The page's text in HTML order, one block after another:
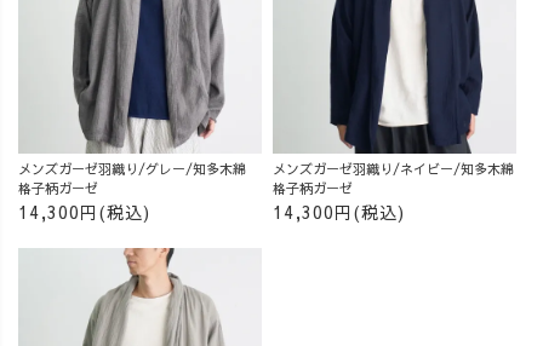
メンズガーゼ羽織り/グレー/知多木綿
格子柄ガーゼ
14,300円(税込)
メンズガーゼ羽織り/ネイビー/知多木綿
格子柄ガーゼ
14,300円(税込)